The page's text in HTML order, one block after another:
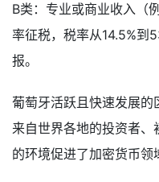
B类：专业或商业收入（
率征税，税率从14.5%到
报。
葡萄牙活跃且快速发展的
来自世界各地的投资者
的环境促进了加密货币领